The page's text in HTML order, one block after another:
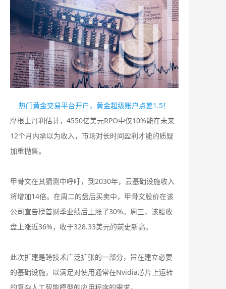
热门黄金交易平台开户，黄金超级账户点差1.5！
摩根士丹利估计，4550亿美元RPO中仅10%能在未来
12个月内承以为收入，市场对长时间盈利才能的质疑
加重抛售‌。
甲骨文在其猜测中呼吁，到2030年，云基础设施收入
将增加14倍。在周二的盘后买卖中，甲骨文股价在该
公司宣告榜首财季业绩后上涨了30%。周三，该股收
盘上涨近36%，收于328.33美元的前史新高。
此次扩建是跨技术广泛扩张的一部分，旨在建立必要
的基础设施，以满足对使用通常在Nvidia芯片上运转